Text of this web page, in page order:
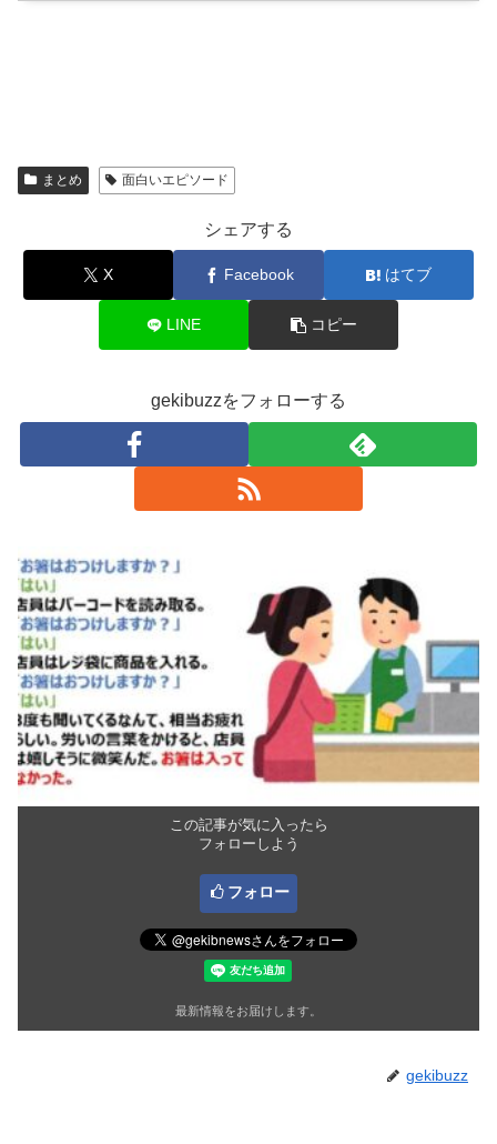
まとめ 面白いエピソード
シェアする
X Facebook はてブ
LINE コピー
gekibuzzをフォローする
この記事が気に入ったら
フォローしよう
フォロー
最新情報をお届けします。
gekibuzz